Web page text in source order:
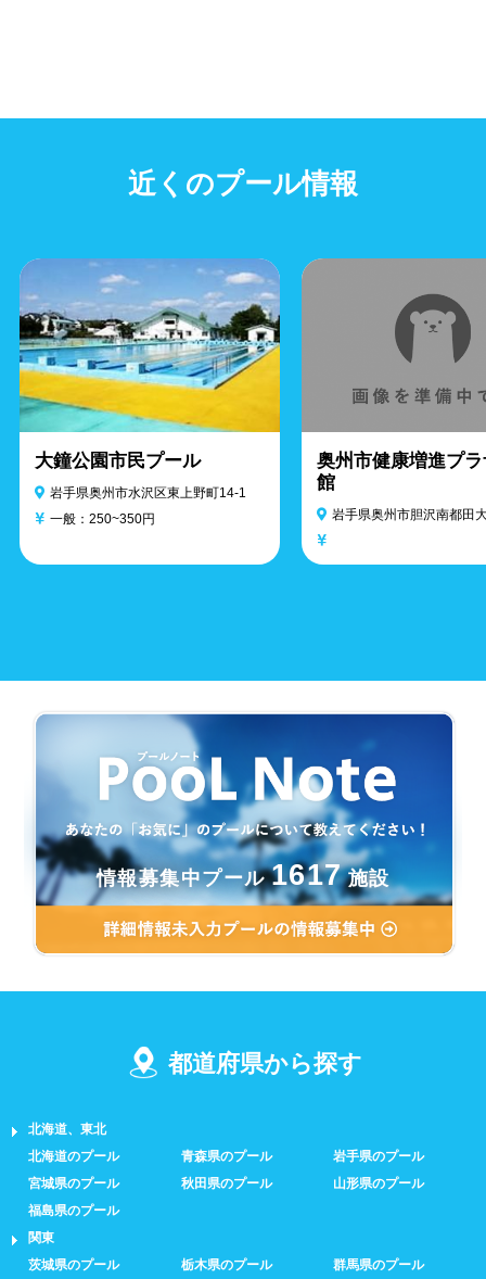
近くのプール情報
大鐘公園市民プール
岩手県奥州市水沢区東上野町14-1
一般：250~350円
奥州市健康増進プ
館
岩手県奥州市胆沢南都田
情報募集中プール 1617 施設
都道府県から探す
北海道、東北
北海道のプール
青森県のプール
岩手県のプール
宮城県のプール
秋田県のプール
山形県のプール
福島県のプール
関東
茨城県のプール
栃木県のプール
群馬県のプール